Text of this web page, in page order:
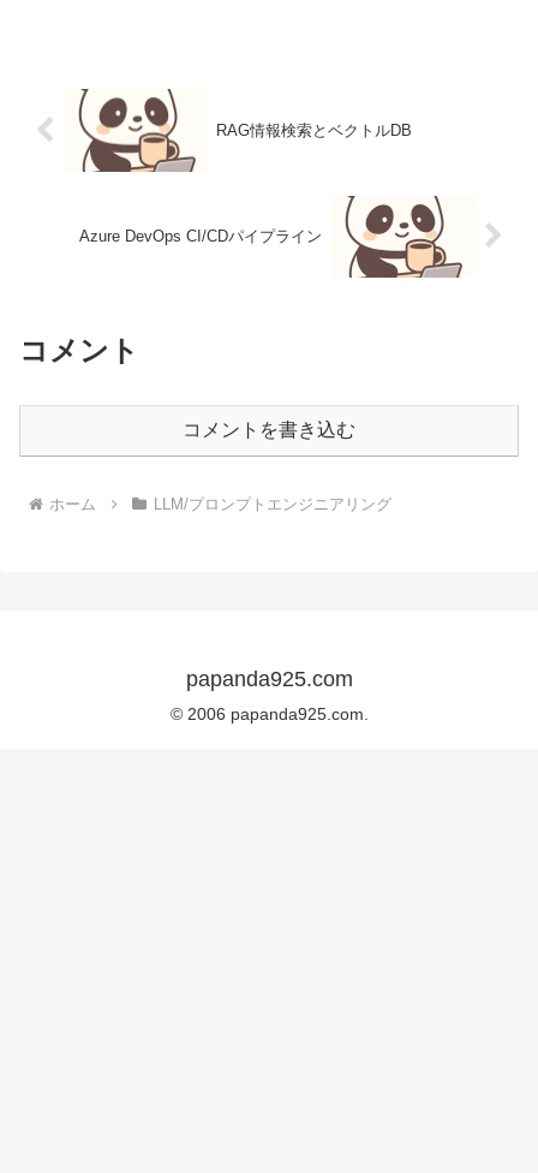
RAG情報検索とベクトルDB
Azure DevOps CI/CDパイプライン
コメント
コメントを書き込む
ホーム LLM/プロンプトエンジニアリング
papanda925.com
© 2006 papanda925.com.